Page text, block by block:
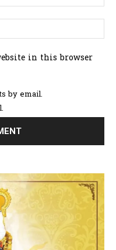
in this browser
by email.